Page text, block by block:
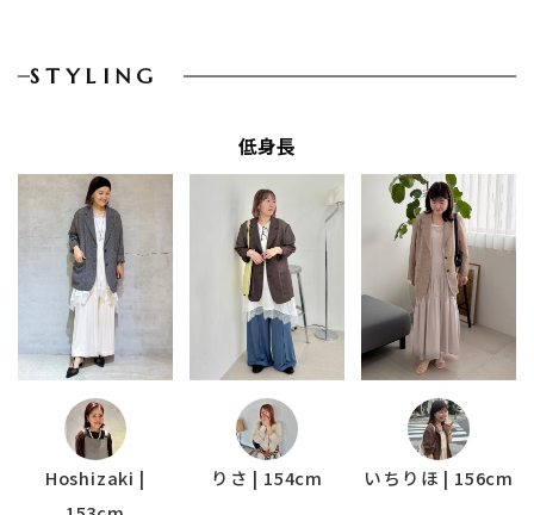
STYLING
低身長
Hoshizaki |
りさ | 154cm いちりほ | 156cm